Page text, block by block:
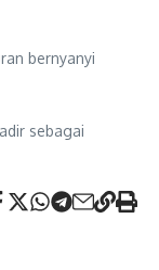
bernyanyi
sebagai